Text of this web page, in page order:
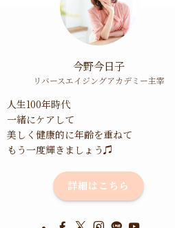
今野今日子
リバースエイジングアカデミー主宰
人生100年時代
一緒にケアして
美しく健康的に年齢を重ねて
もう一度輝きましょう♫
詳細はこちら